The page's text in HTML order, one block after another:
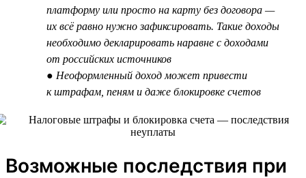
платформу или просто на карту без договора —
их всё равно нужно зафиксировать. Такие доходы
необходимо декларировать наравне с доходами
от российских источников
● Неоформленный доход может привести
к штрафам, пеням и даже блокировке счетов
Возможные последствия при